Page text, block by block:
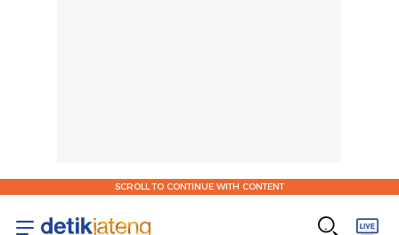
SCROLL TO CONTINUE WITH CONTENT